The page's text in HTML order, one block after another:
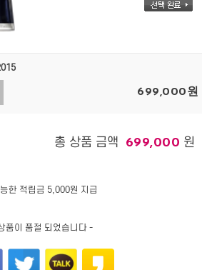
699,000원
총 상품 금액 699,000 원
한 적립금 5,000원 지급
품이 품절 되었습니다 -